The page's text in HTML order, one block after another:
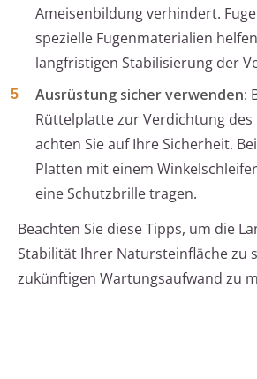
Ameisenbildung verhindert.
spezielle Fugenmaterialien
langfristigen Stabilisierung der
Ausrüstung sicher verwenden:
Rüttelplatte zur Verdichtung
achten Sie auf Ihre Sicherheit.
Platten mit einem
eine Schutzbrille tragen.
Beachten Sie diese Tipps, um die
Stabilität Ihrer Natursteinfläche zu
zukünftigen Wartungsaufwand zu